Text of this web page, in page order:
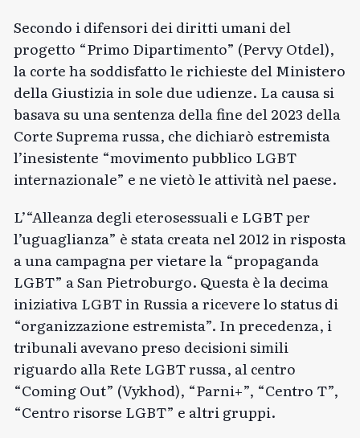
Secondo i difensori dei diritti umani del
progetto “Primo Dipartimento” (Pervy Otdel),
la corte ha soddisfatto le richieste del Ministero
della Giustizia in sole due udienze. La causa si
basava su una sentenza della fine del 2023 della
Corte Suprema russa, che dichiarò estremista
l’inesistente “movimento pubblico LGBT
internazionale” e ne vietò le attività nel paese.
L’“Alleanza degli eterosessuali e LGBT per
l’uguaglianza” è stata creata nel 2012 in risposta
a una campagna per vietare la “propaganda
LGBT” a San Pietroburgo. Questa è la decima
iniziativa LGBT in Russia a ricevere lo status di
“organizzazione estremista”. In precedenza, i
tribunali avevano preso decisioni simili
riguardo alla Rete LGBT russa, al centro
“Coming Out” (Vykhod), “Parni+”, “Centro T”,
“Centro risorse LGBT” e altri gruppi.